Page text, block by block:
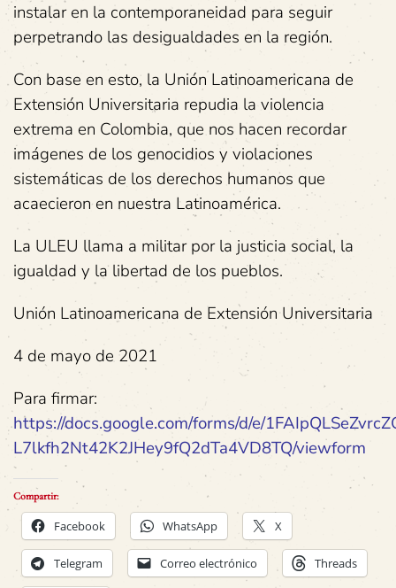
instalar en la contemporaneidad para seguir
perpetrando las desigualdades en la región.
Con base en esto, la Unión Latinoamericana de
Extensión Universitaria repudia la violencia
extrema en Colombia, que nos hacen recordar
imágenes de los genocidios y violaciones
sistemáticas de los derechos humanos que
acaecieron en nuestra Latinoamérica.
La ULEU llama a militar por la justicia social, la
igualdad y la libertad de los pueblos.
Unión Latinoamericana de Extensión Universitaria
4 de mayo de 2021
Para firmar:
https://docs.google.com/forms/d/e/
L7lkfh2Nt42K2JHey9fQ2dTa4VD8TQ/viewform
Compartir:
Facebook WhatsApp X
Telegram Correo electrónico Threads